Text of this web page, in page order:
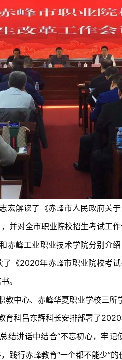
宏解读了《赤峰市人民政府关
并对全市职业院校招生考试工作
赤峰工业职业技术学院分别介绍
《2020年赤峰市职业院校考
。
教中心、赤峰华夏职业学校三所
育科吕东辉科长安排部署了2020
结讲话中结合“不忘初心，牢记
践行赤峰教育“一个都不能少”的